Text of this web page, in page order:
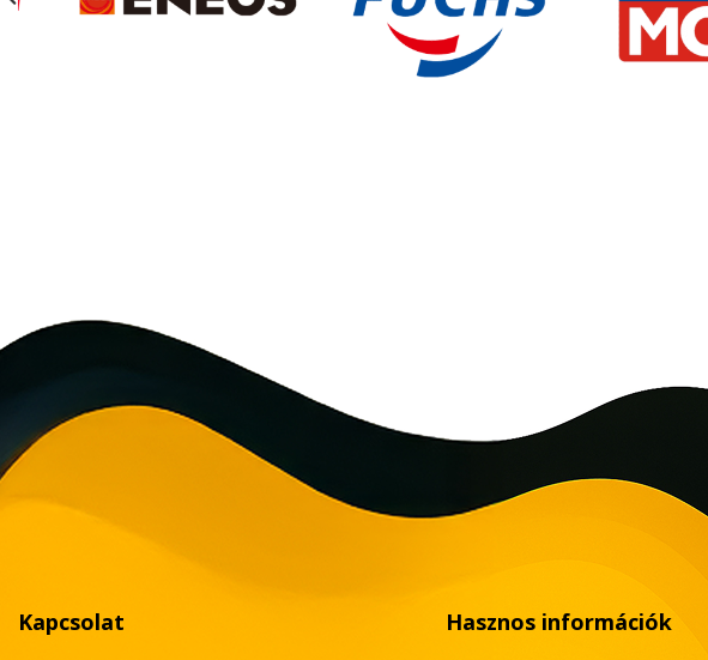
Kapcsolat Hasznos információk